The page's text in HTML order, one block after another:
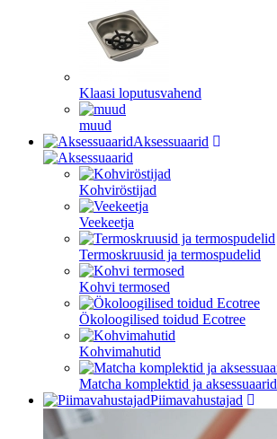
Klaasi loputusvahend
muud
Aksessuaarid
Kohviröstijad
Veekeetja
Termoskruusid ja termospudelid
Kohvi termosed
Ökoloogilised toidud Ecotree
Kohvimahutid
Matcha komplektid ja aksessuaarid
Piimavahustajad